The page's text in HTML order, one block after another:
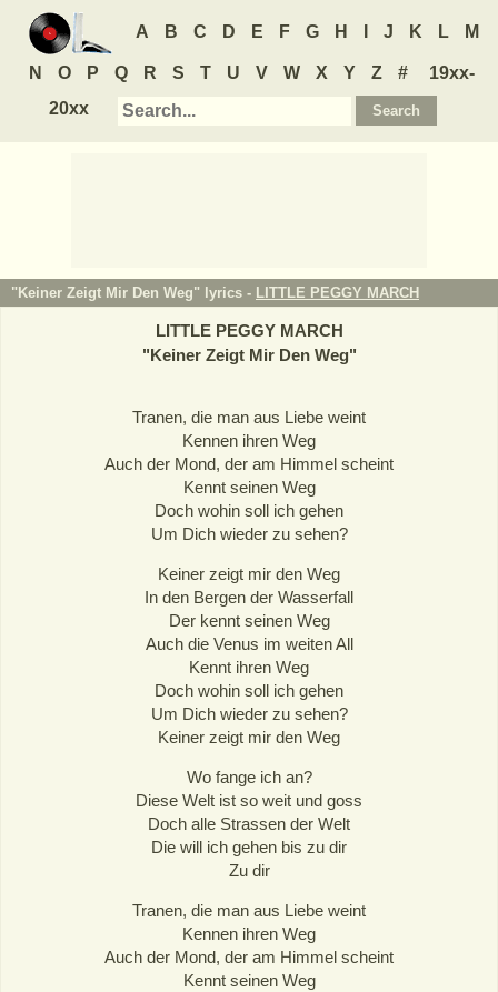
A B C D E F G H J K L M
N O P Q R S T U V W X Y Z #
19xx-
20xx
"Keiner Zeigt Mir Den Weg" lyrics - LITTLE PEGGY MARCH
LITTLE PEGGY MARCH
"Keiner Zeigt Mir Den Weg"
Tranen, die man aus Liebe weint
Kennen ihren Weg
Auch der Mond, der am Himmel scheint
Kennt seinen Weg
Doch wohin soll ich gehen
Um Dich wieder zu sehen?
Keiner zeigt mir den Weg
In den Bergen der Wasserfall
Der kennt seinen Weg
Auch die Venus im weiten All
Kennt ihren Weg
Doch wohin soll ich gehen
Um Dich wieder zu sehen?
Keiner zeigt mir den Weg
Wo fange ich an?
Diese Welt ist so weit und goss
Doch alle Strassen der Welt
Die will ich gehen bis zu dir
Zu dir
Tranen, die man aus Liebe weint
Kennen ihren Weg
Auch der Mond, der am Himmel scheint
Kennt seinen Weg